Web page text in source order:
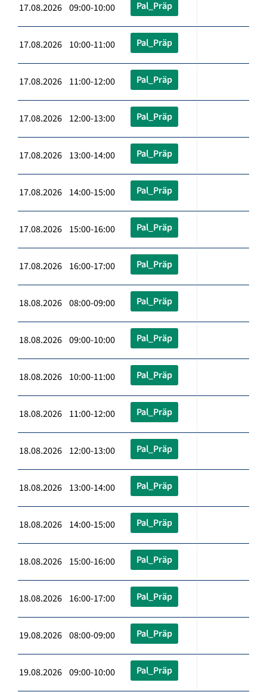
17.08.2026 09:00-10:00 Pal_Präp
17.08.2026 10:00-11:00 Pal_Präp
17.08.2026 11:00-12:00 Pal_Präp
17.08.2026 12:00-13:00 Pal_Präp
17.08.2026 13:00-14:00 Pal_Präp
17.08.2026 14:00-15:00 Pal_Präp
17.08.2026 15:00-16:00 Pal_Präp
17.08.2026 16:00-17:00 Pal_Präp
18.08.2026 08:00-09:00 Pal_Präp
18.08.2026 09:00-10:00 Pal_Präp
18.08.2026 10:00-11:00 Pal_Präp
18.08.2026 11:00-12:00 Pal_Präp
18.08.2026 12:00-13:00 Pal_Präp
18.08.2026 13:00-14:00 Pal_Präp
18.08.2026 14:00-15:00 Pal_Präp
18.08.2026 15:00-16:00 Pal_Präp
18.08.2026 16:00-17:00 Pal_Präp
19.08.2026 08:00-09:00 Pal_Präp
19.08.2026 09:00-10:00 Pal_Präp